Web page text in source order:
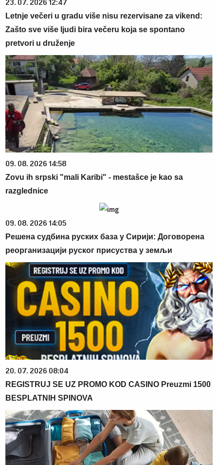
23. 07. 2026 12:47
Letnje večeri u gradu više nisu rezervisane za vikend:
Zašto sve više ljudi bira večeru koja se spontano
pretvori u druženje
09. 08. 2026 14:58
Zovu ih srpski "mali Karibi" - mestašce je kao sa
razglednice
09. 08. 2026 14:05
Решена судбина руских база у Сирији: Договорена
реорганизацији руског присуства у земљи
20. 07. 2026 08:04
REGISTRUJ SE UZ PROMO KOD CASINO Preuzmi 1500
BESPLATNIH SPINOVA